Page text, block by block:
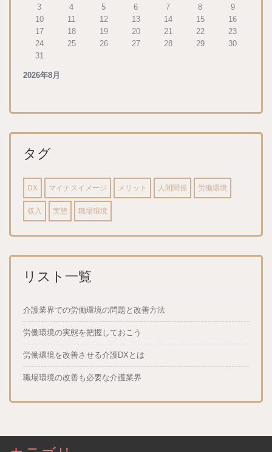
2026年8月
3
4 5 6 7 8
9
10
11 12 13 14 15
16
17
18 19 20 21 22
23
24
25 26 27 28 29
30
31
タグ
DX マイナスイメージ メリット 人間関係 労働環境
収入 実態 職場環境
リスト一覧
介護業界での労働環境の問題と改善方法
労働環境の実態を把握しておこう
労働環境を改善させる介護DXとは
職場環境の改善も必要な介護業界